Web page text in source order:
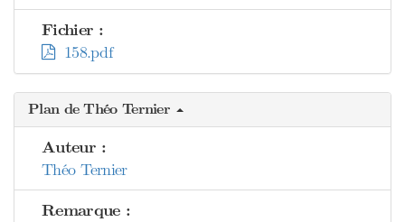
Fichier :
158.pdf
Plan de Théo Ternier
Auteur :
Théo Ternier
Remarque :